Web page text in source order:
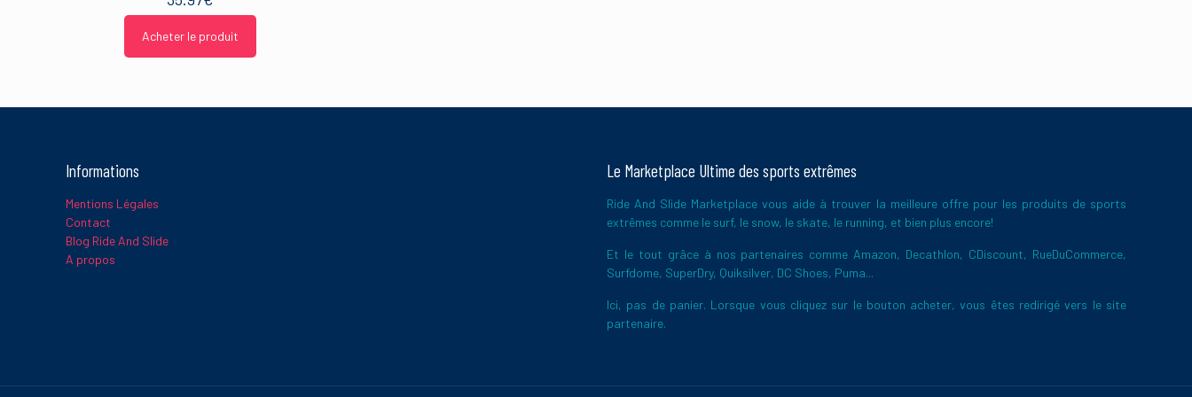
Acheter le produit
Informations
Mentions Légales
Contact
Blog Ride And Slide
A propos
Le Marketplace Ultime des sports extrêmes
Ride And Slide Marketplace vous aide à trouver la meilleure offre pour les produits de sports
extrêmes comme le surf, le snow, le skate, le running, et bien plus encore!
Et le tout grâce à nos partenaires comme Amazon, Decathlon, CDiscount, RueDuCommerce,
Surfdome, SuperDry, Quiksilver, DC Shoes, Puma...
Ici, pas de panier. Lorsque vous cliquez sur le bouton acheter, vous êtes redirigé vers le site
partenaire.